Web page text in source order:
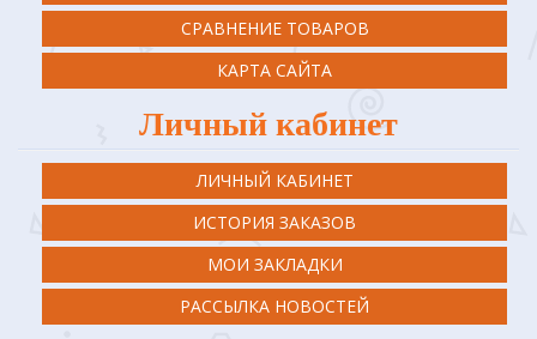
СРАВНЕНИЕ ТОВАРОВ
КАРТА САЙТА
Личный кабинет
ЛИЧНЫЙ КАБИНЕТ
ИСТОРИЯ ЗАКАЗОВ
МОИ ЗАКЛАДКИ
РАССЫЛКА НОВОСТЕЙ